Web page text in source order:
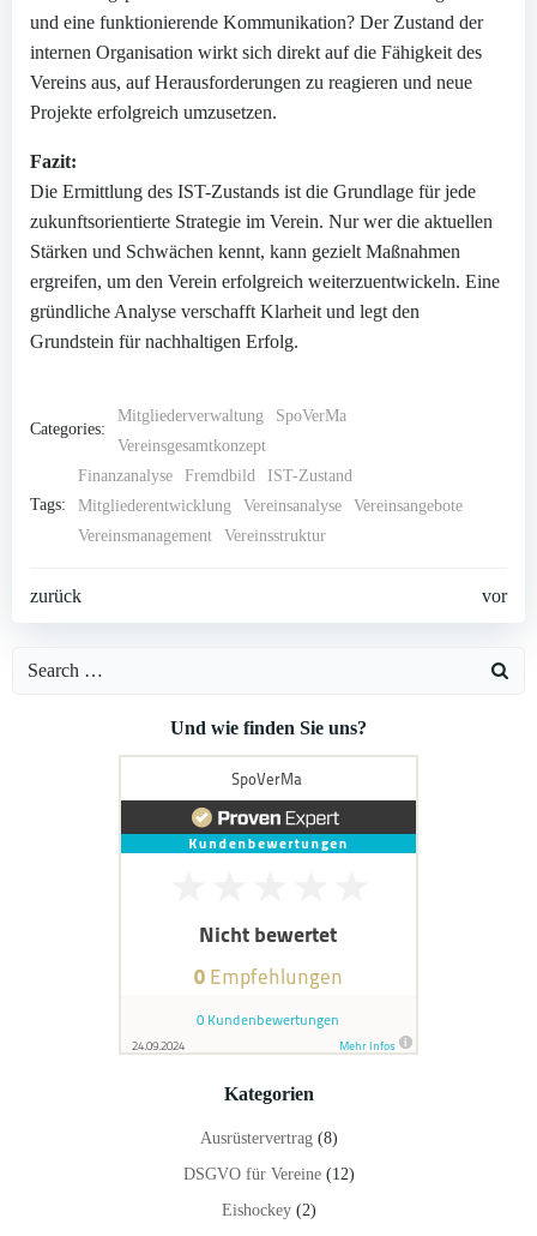
und eine funktionierende Kommunikation? Der Zustand der
internen Organisation wirkt sich direkt auf die Fähigkeit des
Vereins aus, auf Herausforderungen zu reagieren und neue
Projekte erfolgreich umzusetzen.
Fazit:
Die Ermittlung des IST-Zustands ist die Grundlage für jede
zukunftsorientierte Strategie im Verein. Nur wer die aktuellen
Stärken und Schwächen kennt, kann gezielt Maßnahmen
ergreifen, um den Verein erfolgreich weiterzuentwickeln. Eine
gründliche Analyse verschafft Klarheit und legt den
Grundstein für nachhaltigen Erfolg.
Categories:
Mitgliederverwaltung
SpoVerMa
Vereinsgesamtkonzept
Tags:
Finanzanalyse Fremdbild
IST-Zustand
Mitgliederentwicklung
Vereinsanalyse
Vereinsangebote
Vereinsmanagement
Vereinsstruktur
Post
navigation
zurück
Post
vor
Search
Und wie finden Sie uns?
Kategorien
Ausrüstervertrag(8)
DSGVO für Vereine(12)
Eishockey(2)